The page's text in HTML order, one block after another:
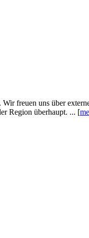
freuen uns über
Region überhaupt. ... [